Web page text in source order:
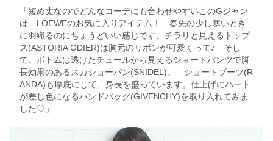
「短め丈なのでどんなコーデにも合わせやすいこのGジャン
は、LOEWEのお気に入りアイテム！ 春先の少し寒いとき
に羽織るのにちょうどいい感じです。チラリと見えるトップ
ス(ASTORIA ODIER)は胸元のリボンが可愛くって♪ そし
て、ボトムは透けたチュールから見えるショートパンツで脚
長効果のあるスカショーパン(SNIDEL)。 ショートブーツ(R
ANDA)も厚底にして、身長を盛っています。仕上げにハート
が差し色になるハンドバッグ(GIVENCHY)を取り入れてみま
した♡」